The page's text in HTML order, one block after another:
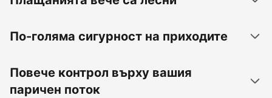
По-голяма сигурност на приходите
Повече контрол върху вашия
паричен поток